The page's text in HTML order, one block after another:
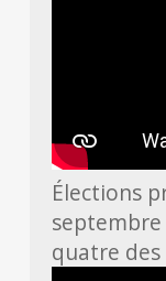
Élections
quatre